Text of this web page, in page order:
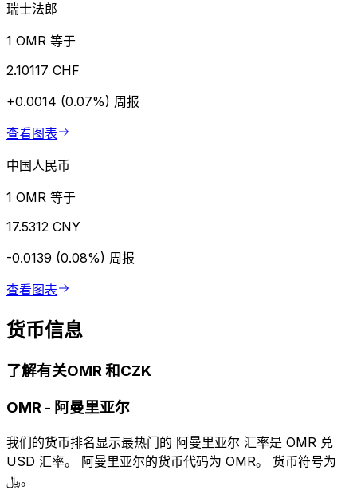
瑞士法郎
1 OMR 等于
2.10117 CHF
+0.0014 (0.07%) 周报
查看图表
中国人民币
1 OMR 等于
17.5312 CNY
-0.0139 (0.08%) 周报
查看图表
货币信息
了解有关OMR 和CZK
OMR - 阿曼里亚尔
我们的货币排名显示最热门的 阿曼里亚尔 汇率是 OMR 兑
USD 汇率。 阿曼里亚尔的货币代码为 OMR。 货币符号为
﷼。